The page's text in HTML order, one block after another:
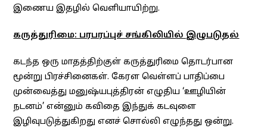
இணைய இதழில் வெளியாயிற்று.
கருத்துரிமை: பரபரப்புச் சங்கிலியில் இழுபடுதல்
கடந்த ஒரு மாதத்திற்குள் கருத்துரிமை தொடர்பான
மூன்று பிரச்சினைகள். கேரள வெள்ளப் பாதிப்பை
முன்வைத்து மனுஷ்யபுத்திரன் எழுதிய ‘ஊழியின்
நடனம்’ என்னும் கவிதை இந்துக் கடவுளை
இழிவுபடுத்துகிறது எனச் சொல்லி எழுந்தது ஒன்று.